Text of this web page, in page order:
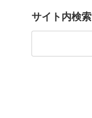
サイト内検索